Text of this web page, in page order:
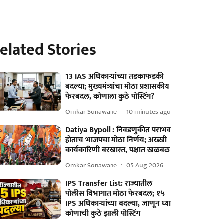
Stories
13 IAS अधिकाऱ्यांच्या तडकाफडकी
बदल्या; मुख्यमंत्र्यांचा मोठा प्रशासकीय
फेरबदल, कोणाला कुठे पोस्टिंग?
Omkar Sonawane 10 minutes ago
Datiya Bypoll : निवडणुकीत पराभव
होताच भाजपचा मोठा निर्णय; अख्खी
कार्यकारिणी बरखास्त, पक्षात खळबळ
Omkar Sonawane 05 Aug 2026
IPS Transfer List: राज्यातील
पोलीस विभागात मोठा फेरबदल; १५
IPS अधिकाऱ्यांच्या बदल्या, जाणून घ्या
कोणाची कुठे झाली पोस्टिंग